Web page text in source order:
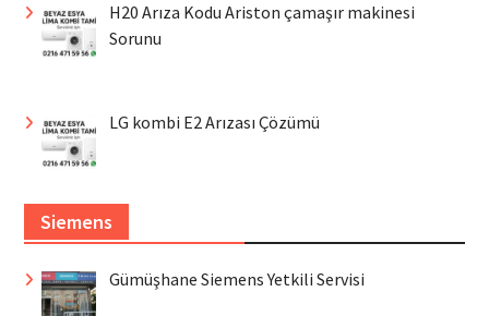
H20 Arıza Kodu Ariston çamaşır makinesi
Sorunu
LG kombi E2 Arızası Çözümü
Siemens
Gümüşhane Siemens Yetkili Servisi